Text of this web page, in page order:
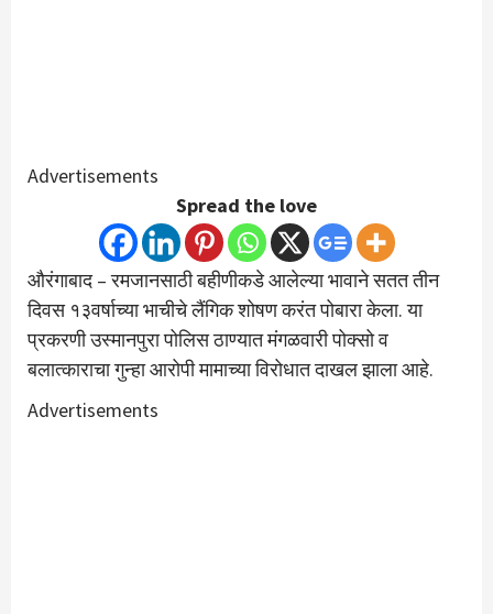
Advertisements
Spread the love
औरंगाबाद – रमजानसाठी बहीणीकडे आलेल्या भावाने सतत तीन
दिवस १३वर्षाच्या भाचीचे लैंगिक शोषण करंत पोबारा केला. या
प्रकरणी उस्मानपुरा पोलिस ठाण्यात मंगळवारी पोक्सो व
बलात्काराचा गुन्हा आरोपी मामाच्या विरोधात दाखल झाला आहे.
Advertisements